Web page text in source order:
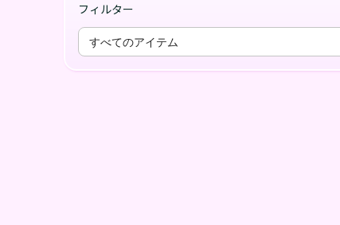
フィルター
すべてのアイテム